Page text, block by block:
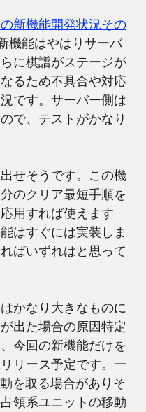
新機能開発状況その
機能はやはりサーバ
に棋譜がステージが
るため不具合や対応
です。サーバー側は
で、テストがかなり
せそうです。この機
のクリア最短手順を
用すれば使えます
はすぐには実装しま
ばいずれはと思って
かなり大きなものに
出た場合の原因特定
今回の新機能だけを
リース予定です。一
を取る場合がありそ
領系ユニットの移動